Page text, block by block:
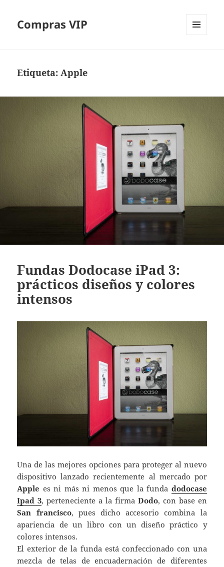
Compras VIP
Etiqueta:Apple
Fundas Dodocase iPad 3:
prácticos diseños y colores
intensos
Una de las mejores opciones para proteger al nuevo
dispositivo lanzado recientemente al mercado por
Apple es ni más ni menos que la funda dodocase
Ipad 3, perteneciente a la firma Dodo, con base en
San francisco, pues dicho accesorio combina la
apariencia de un libro con un diseño práctico y
colores intensos.
El exterior de la funda está confeccionado con una
mezcla de telas de encuadernación de diferentes